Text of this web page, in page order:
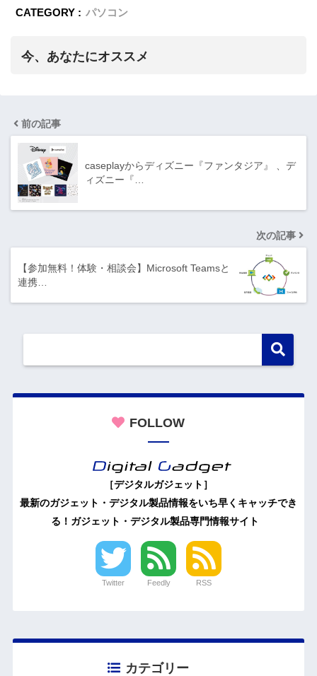
CATEGORY : パソコン
今、あなたにオススメ
前の記事
caseplayからディズニー『ファンタジア』 、デ
ィズニー『…
次の記事
【参加無料！体験・相談会】Microsoft Teamsと
連携…
FOLLOW
［デジタルガジェット］
最新のガジェット・デジタル製品情報をいち早くキャッチでき
る！ガジェット・デジタル製品専門情報サイト
Twitter Feedly RSS
カテゴリー